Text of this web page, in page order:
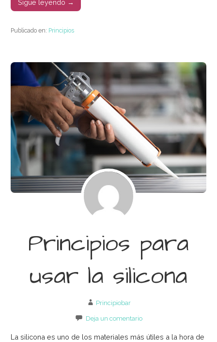
Sigue leyendo →
Publicado en: Principios
Principios para
usar la silicona
Principiobar
Deja un comentario
La silicona es uno de los materiales más útiles a la hora de